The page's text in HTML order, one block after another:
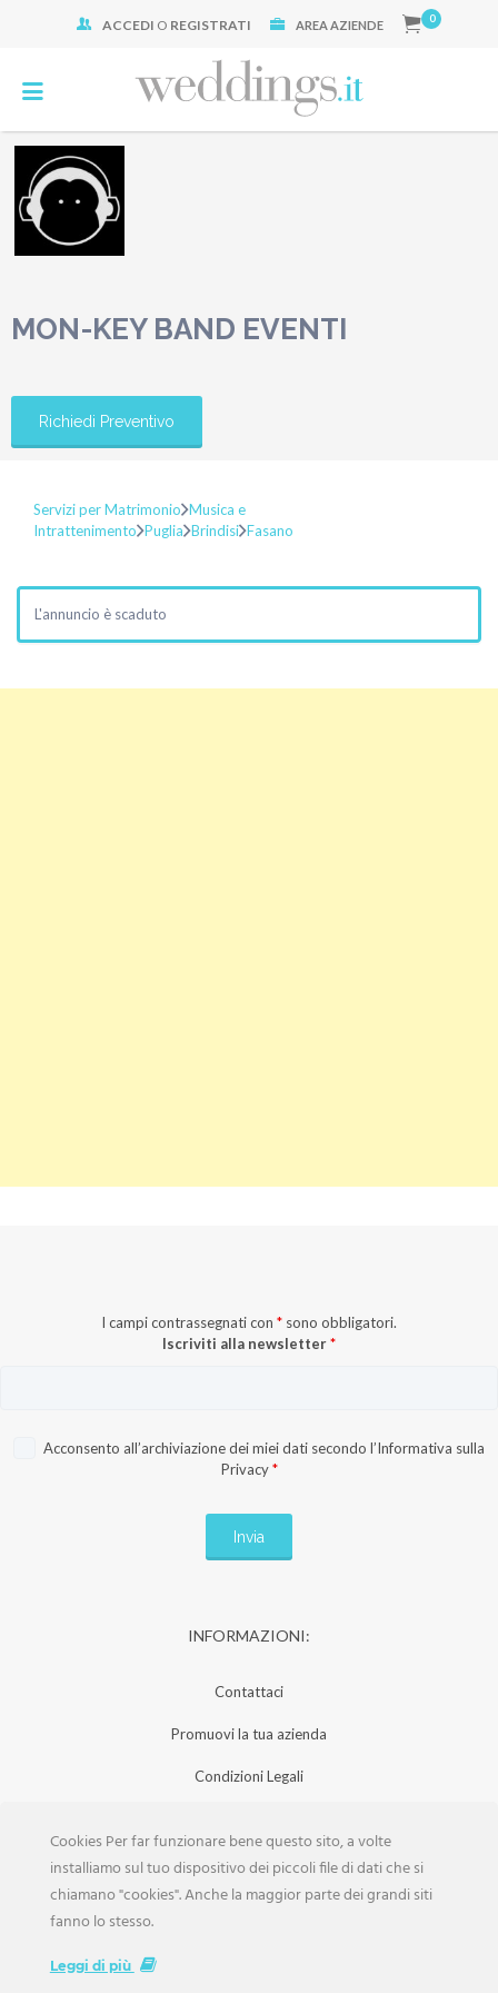
ACCEDI O REGISTRATI AREA AZIENDE 0
MON-KEY BAND EVENTI
Richiedi Preventivo
Servizi per Matrimonio Musica e
Intrattenimento Puglia Brindisi Fasano
L'annuncio è scaduto
I campi contrassegnati con * sono obbligatori.
Iscriviti alla newsletter*
Acconsento all’archiviazione dei miei dati secondo l’Informativa sulla
Privacy *
INFORMAZIONI:
Contattaci
Promuovi la tua azienda
Condizioni Legali
Iscrizione Aziende
Scarica la Rivista
Cookies Per far funzionare bene questo sito, a volte
installiamo sul tuo dispositivo dei piccoli file di dati che si
chiamano "cookies". Anche la maggior parte dei grandi siti
fanno lo stesso.
Leggi di più